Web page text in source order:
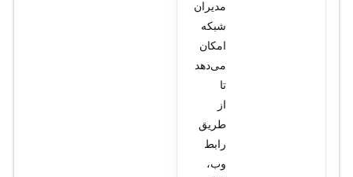
مدیران
شبکه
امکان
می‌دهد
تا
از
طریق
رابط
وب،